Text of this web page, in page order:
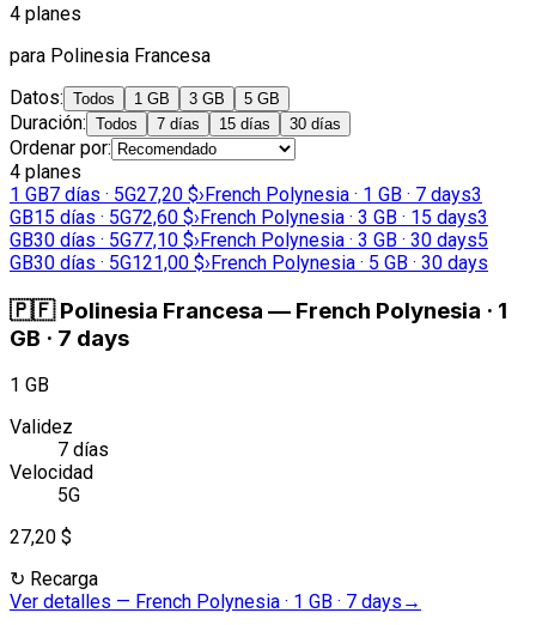
4 planes
para Polinesia Francesa
Datos: Todos 1 GB 3 GB 5 GB
Duración: Todos 7 días 15 días 30 días
Ordenar por:
4 planes
1 GB7 días · 5G27,20 $›French Polynesia · 1 GB · 7 days3
GB15 días · 5G72,60 $›French Polynesia · 3 GB · 15 days3
GB30 días · 5G77,10 $›French Polynesia · 3 GB · 30 days5
GB30 días · 5G121,00 $›French Polynesia · 5 GB · 30 days
🇵🇫 Polinesia Francesa — French Polynesia · 1
GB · 7 days
1 GB
Validez
7 días
Velocidad
5G
27,20 $
↻ Recarga
Ver detalles — French Polynesia · 1 GB · 7 days →